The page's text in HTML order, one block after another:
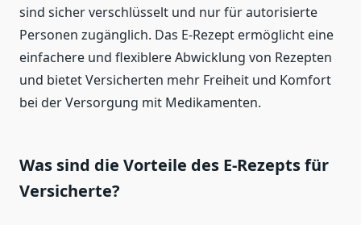
sind sicher verschlüsselt und nur für autorisierte
Personen zugänglich. Das E-Rezept ermöglicht eine
einfachere und flexiblere Abwicklung von Rezepten
und bietet Versicherten mehr Freiheit und Komfort
bei der Versorgung mit Medikamenten.
Was sind die Vorteile des E-Rezepts für
Versicherte?